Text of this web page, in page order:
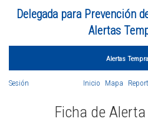
Delegada para Prevención
Alertas
Alertas
Inicio Mapa
Sesión
Ficha de